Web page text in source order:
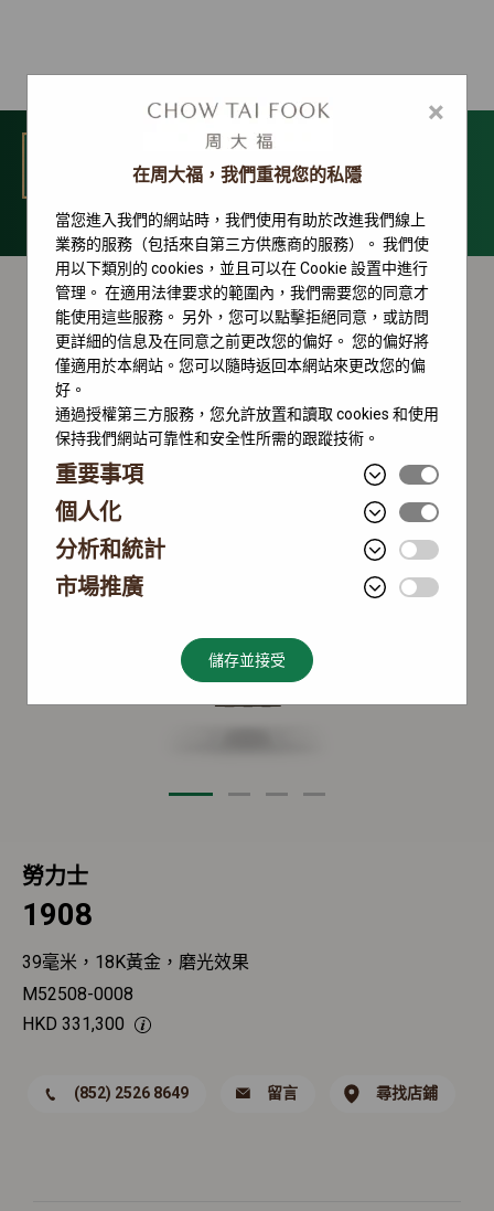
選單
1908 系列
勞力士
1908
39毫米，18K黃金，磨光效果
M52508-0008
HKD 331,300
(852) 2526 8649 留言 尋找店鋪
×
在周大福，我們重視您的私隱
當您進入我們的網站時，我們使用有助於改進我們線上
業務的服務（包括來自第三方供應商的服務）。 我們使
用以下類別的 cookies，並且可以在 Cookie 設置中進行
管理。 在適用法律要求的範圍內，我們需要您的同意才
能使用這些服務。 另外，您可以點擊拒絕同意，或訪問
更詳細的信息及在同意之前更改您的偏好。 您的偏好將
僅適用於本網站。您可以隨時返回本網站來更改您的偏
好。
通過授權第三方服務，您允許放置和讀取 cookies 和使用
保持我們網站可靠性和安全性所需的跟蹤技術。
重要事項
個人化
分析和統計
市場推廣
儲存並接受